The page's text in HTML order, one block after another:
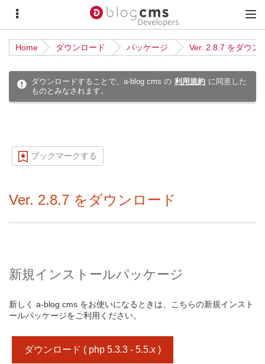
サ
イ
ド
メ
ニ
メ
イ
ン
メ
Home ダウンロード パッケージ Ver. 2.8.7 をダウン
ダウンロードすることで、a-blog cms の 利用規約 に同意した
ものとみなされます。
ブックマークする
Ver. 2.8.7 をダウンロード
新規インストールパッケージ
新しく a-blog cms をお使いになるときは、こちらの新規インスト
ールパッケージをご利用ください。
ダウンロード ( php 5.3.3 - 5.5.x )